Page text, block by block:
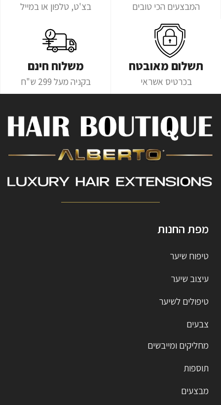
המבצעים הכי טובים בצ'ט, טלפון או במייל
תשלום מאובטח
בכרטיס אשראי
משלוח חינם
בקניה מעל 299 ש"ח
מפת החנות
טיפוח שיער
עיצוב שיער
טיפולים לשיער
צבעים
מחליקים ומייבשים
תוספות
מבצעים